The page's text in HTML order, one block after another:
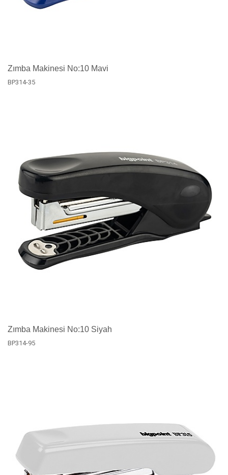
Zımba Makinesi No:10 Mavi
BP314-35
Zımba Makinesi No:10 Siyah
BP314-95